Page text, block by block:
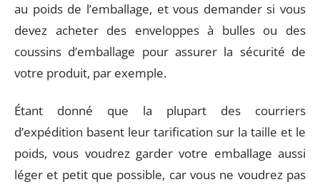
au poids de l’emballage, et vous demander si vous
devez acheter des enveloppes à bulles ou des
coussins d’emballage pour assurer la sécurité de
votre produit, par exemple.
Étant donné que la plupart des courriers
d’expédition basent leur tarification sur la taille et le
poids, vous voudrez garder votre emballage aussi
léger et petit que possible, car vous ne voudrez pas